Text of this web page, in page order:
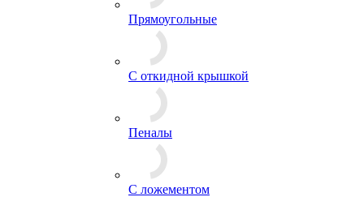
Прямоугольные
С откидной крышкой
Пеналы
С ложементом